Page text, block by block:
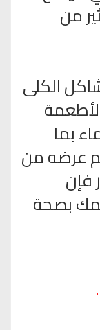
من
الكلى
بما
عرضه من
فإن
بصحة